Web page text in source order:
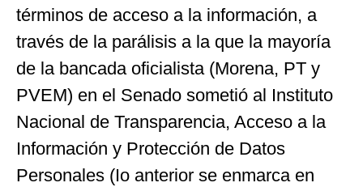
términos de acceso a la información, a
través de la parálisis a la que la mayoría
de la bancada oficialista (Morena, PT y
PVEM) en el Senado sometió al Instituto
Nacional de Transparencia, Acceso a la
Información y Protección de Datos
Personales (Io anterior se enmarca en